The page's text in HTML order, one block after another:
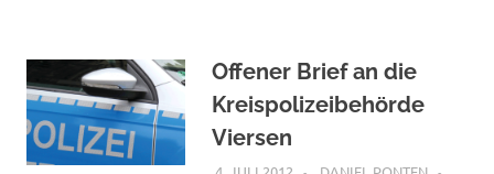
Offener Brief an die
Kreispolizeibehörde
Viersen